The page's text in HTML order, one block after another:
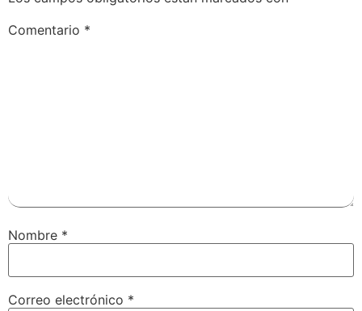
Comentario *
Nombre *
Correo electrónico *